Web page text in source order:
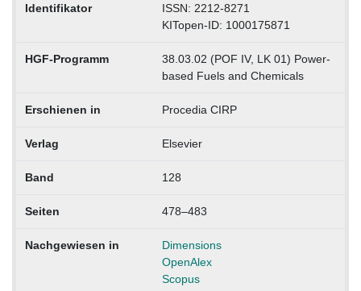
Identifikator
ISSN: 2212-8271
KITopen-ID: 1000175871
HGF-Programm
38.03.02 (POF IV, LK 01) Power-
based Fuels and Chemicals
Erschienen in Procedia CIRP
Verlag Elsevier
Band 128
Seiten 478–483
Nachgewiesen in
Dimensions
OpenAlex
Scopus